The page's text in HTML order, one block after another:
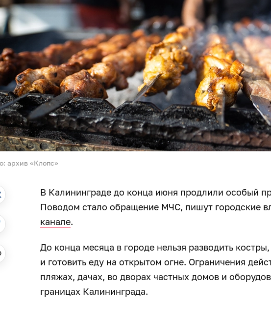
архив «Клопс»
В Калининграде до конца июня продлили особый
Поводом стало обращение МЧС, пишут городские
канале.
До конца месяца в городе нельзя разводить
и готовить еду на открытом огне. Ограничения
пляжах, дачах, во дворах частных домов и
границах Калининграда.